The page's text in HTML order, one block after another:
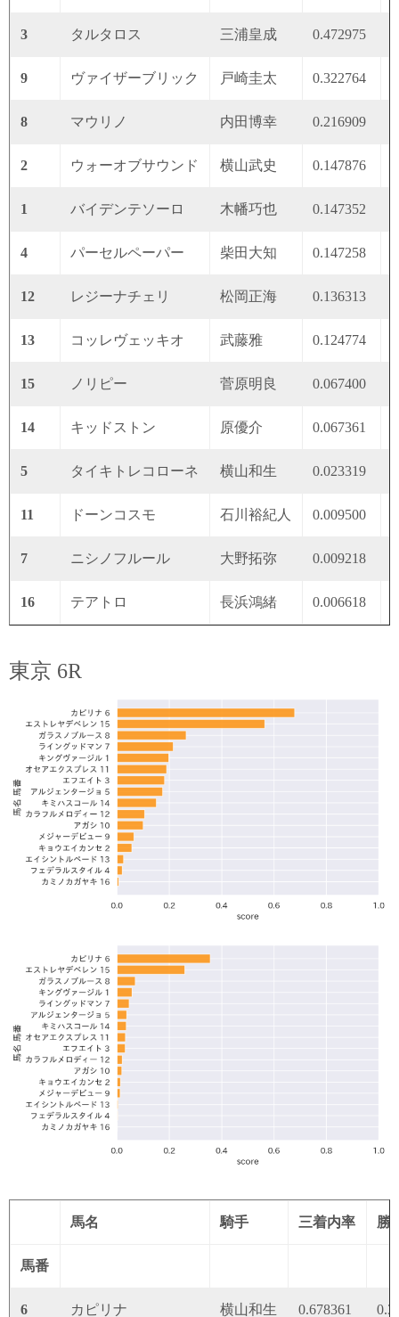
3 タルタロス 三浦皇成 0.472975
9 ヴァイザーブリック 戸崎圭太 0.322764
8 マウリノ 内田博幸 0.216909
2 ウォーオブサウンド 横山武史 0.147876
1 バイデンテソーロ 木幡巧也 0.147352
4 パーセルペーパー 柴田大知 0.147258
12 レジーナチェリ 松岡正海 0.136313
13 コッレヴェッキオ 武藤雅 0.124774
15 ノリピー 菅原明良 0.067400
14 キッドストン 原優介 0.067361
5 タイキトレコローネ 横山和生 0.023319
11 ドーンコスモ 石川裕紀人 0.009500
7 ニシノフルール 大野拓弥 0.009218
16 テアトロ 長浜鴻緒 0.006618
東京 6R
馬名 騎手 三着内率 勝
馬番
6 カピリナ 横山和生 0.678361